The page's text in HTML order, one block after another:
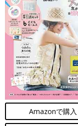
Amazonで購入